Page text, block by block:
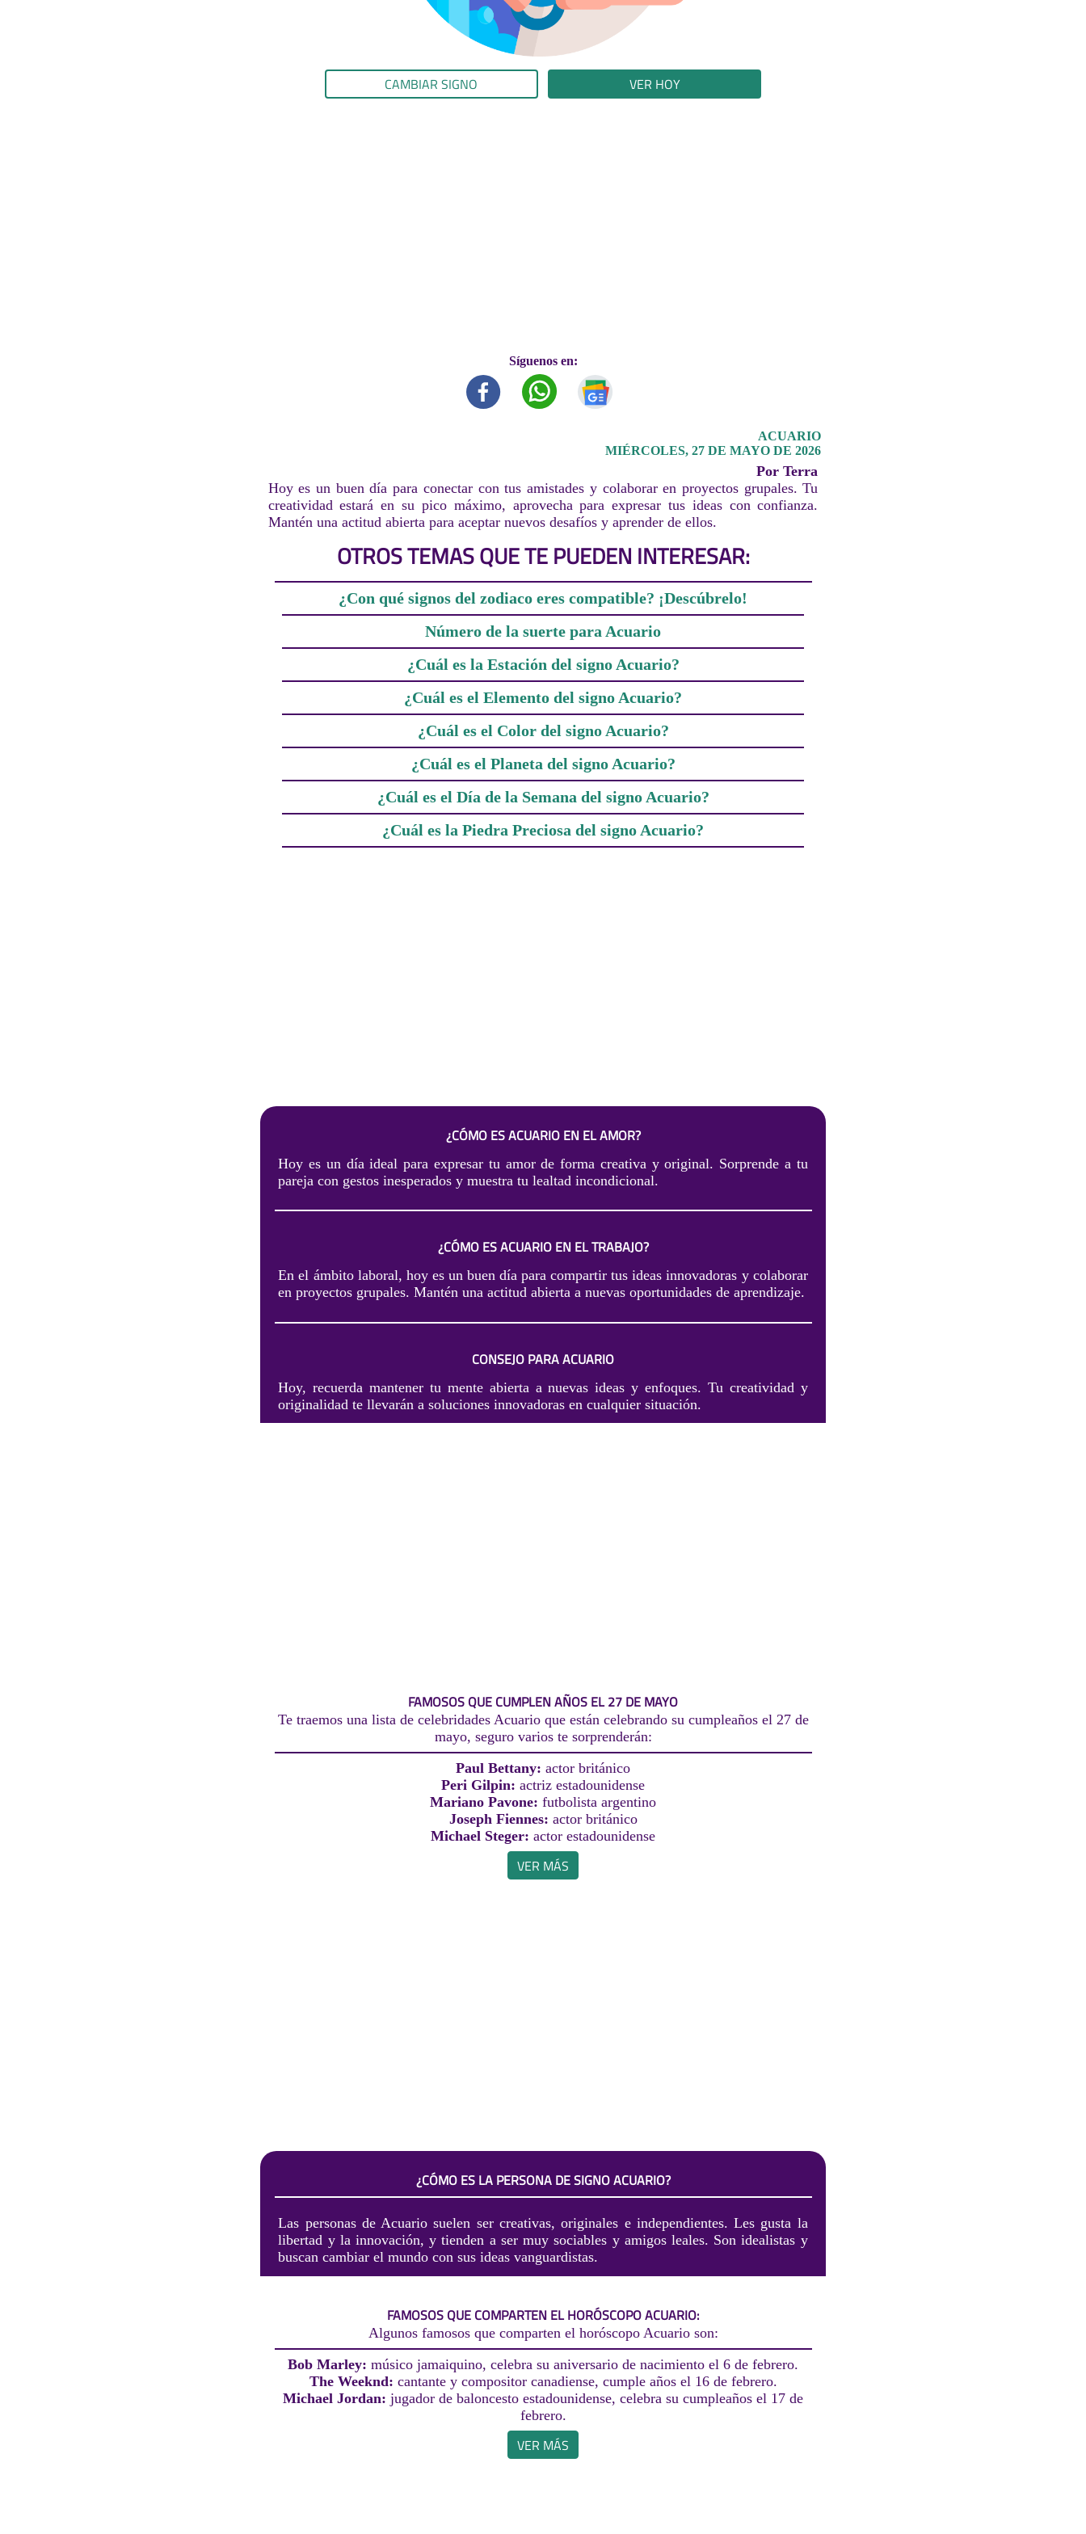
CAMBIAR SIGNO VER HOY
Síguenos en:
ACUARIO
MIÉRCOLES, 27 DE MAYO DE 2026
Por Terra
Hoy es un buen día para conectar con tus amistades y colaborar en proyectos grupales. Tu
creatividad estará en su pico máximo, aprovecha para expresar tus ideas con confianza.
Mantén una actitud abierta para aceptar nuevos desafíos y aprender de ellos.
OTROS TEMAS QUE TE PUEDEN INTERESAR:
¿Con qué signos del zodiaco eres compatible? ¡Descúbrelo!
Número de la suerte para Acuario
¿Cuál es la Estación del signo Acuario?
¿Cuál es el Elemento del signo Acuario?
¿Cuál es el Color del signo Acuario?
¿Cuál es el Planeta del signo Acuario?
¿Cuál es el Día de la Semana del signo Acuario?
¿Cuál es la Piedra Preciosa del signo Acuario?
¿CÓMO ES ACUARIO EN EL AMOR?
Hoy es un día ideal para expresar tu amor de forma creativa y original. Sorprende a tu
pareja con gestos inesperados y muestra tu lealtad incondicional.
¿CÓMO ES ACUARIO EN EL TRABAJO?
En el ámbito laboral, hoy es un buen día para compartir tus ideas innovadoras y colaborar
en proyectos grupales. Mantén una actitud abierta a nuevas oportunidades de aprendizaje.
CONSEJO PARA ACUARIO
Hoy, recuerda mantener tu mente abierta a nuevas ideas y enfoques. Tu creatividad y
originalidad te llevarán a soluciones innovadoras en cualquier situación.
FAMOSOS QUE CUMPLEN AÑOS EL 27 DE MAYO
Te traemos una lista de celebridades Acuario que están celebrando su cumpleaños el 27 de
mayo, seguro varios te sorprenderán:
Paul Bettany: actor británico
Peri Gilpin: actriz estadounidense
Mariano Pavone: futbolista argentino
Joseph Fiennes: actor británico
Michael Steger: actor estadounidense
VER MÁS
¿CÓMO ES LA PERSONA DE SIGNO ACUARIO?
Las personas de Acuario suelen ser creativas, originales e independientes. Les gusta la
libertad y la innovación, y tienden a ser muy sociables y amigos leales. Son idealistas y
buscan cambiar el mundo con sus ideas vanguardistas.
FAMOSOS QUE COMPARTEN EL HORÓSCOPO ACUARIO:
Algunos famosos que comparten el horóscopo Acuario son:
Bob Marley: músico jamaiquino, celebra su aniversario de nacimiento el 6 de febrero.
The Weeknd: cantante y compositor canadiense, cumple años el 16 de febrero.
Michael Jordan: jugador de baloncesto estadounidense, celebra su cumpleaños el 17 de
febrero.
VER MÁS